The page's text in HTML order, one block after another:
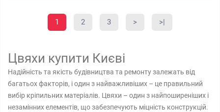
1 2 3 > >|
Цвяхи купити Києві
Надійність та якість будівництва та ремонту залежать від
багатьох факторів, і один з найважливіших – це правильний
вибір кріпильних матеріалів. Цвяхи – один з найпоширеніших і
незамінних елементів, що забезпечують міцність конструкцій.